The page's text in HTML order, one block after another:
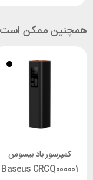
همچنین ممکن
کمپرسور باد بیسوس
Baseus CRCQ000001